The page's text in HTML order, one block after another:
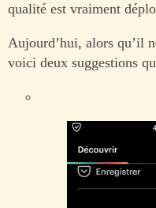
qualité est vraiment
Aujourd’hui, alors qu’il
voici deux suggestions